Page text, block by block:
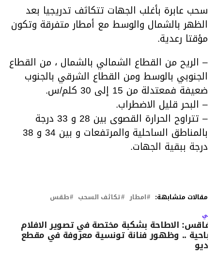
سحب عابرة بأغلب الجهات تتكاثف تدريجيا بعد
الظهر بالشمال والوسط مع أمطار متفرقة وتكون
مؤقتا رعدية.
– الريح من القطاع الشمالي بالشمال ، من القطاع
الجنوبي بالوسط ومن القطاع الشرقي بالجنوب
ضعيفة فمعتدلة من 15 إلى 30 كلم/س.
– البحر قليل الاضطراب.
– تتراوح الحرارة القصوى بين 28 و 33 درجة
بالمناطق الساحلية والمرتفعات و بين 34 و 38
درجة ببقية الجهات.
مقالات متشابهة: امطار تكاثف السحب طقس
الاطاحة بشكبة مختصة في تصوير الافلام
.. وظهور فنانة تونسية معروفة في مقطع